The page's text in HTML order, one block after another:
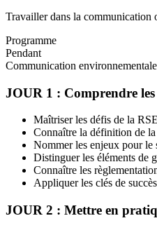
Travailler dans la communication
Programme
Pendant
Communication environnementale
JOUR 1 : Comprendre
Maîtriser les défis de la
Connaître la définition de
Nommer les enjeux pour le
Distinguer les éléments de
Connaître les
Appliquer les clés de
JOUR 2 : Mettre en